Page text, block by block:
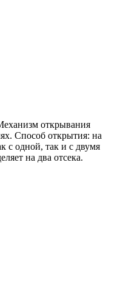
открывания
Способ открытия: на
с одной, так и с двумя
на два отсека.